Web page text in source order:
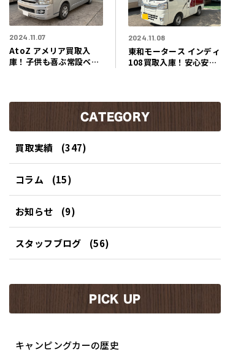
2024.11.07
AtoZ アメリア買取入
庫！子供も喜ぶ常設ベッ
カー買取させていただき
2024.11.08
東和モータース インディ
108買取入庫！安心安全
ました！
CATEGORY
買取実績 (347)
コラム (15)
お知らせ (9)
スタッフブログ (56)
PICK UP
キャンピングカーの歴史